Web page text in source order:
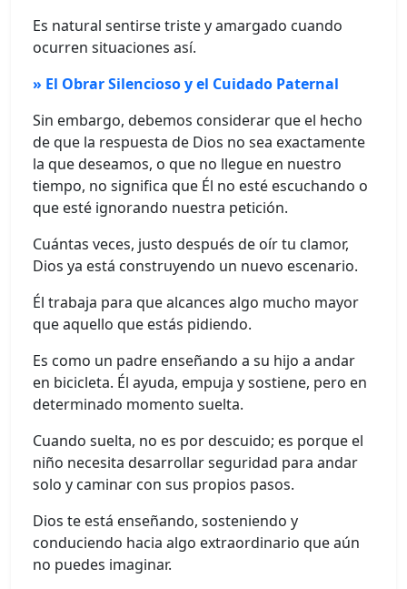
Es natural sentirse triste y amargado cuando
ocurren situaciones así.
» El Obrar Silencioso y el Cuidado Paternal
Sin embargo, debemos considerar que el hecho
de que la respuesta de Dios no sea exactamente
la que deseamos, o que no llegue en nuestro
tiempo, no significa que Él no esté escuchando o
que esté ignorando nuestra petición.
Cuántas veces, justo después de oír tu clamor,
Dios ya está construyendo un nuevo escenario.
Él trabaja para que alcances algo mucho mayor
que aquello que estás pidiendo.
Es como un padre enseñando a su hijo a andar
en bicicleta. Él ayuda, empuja y sostiene, pero en
determinado momento suelta.
Cuando suelta, no es por descuido; es porque el
niño necesita desarrollar seguridad para andar
solo y caminar con sus propios pasos.
Dios te está enseñando, sosteniendo y
conduciendo hacia algo extraordinario que aún
no puedes imaginar.